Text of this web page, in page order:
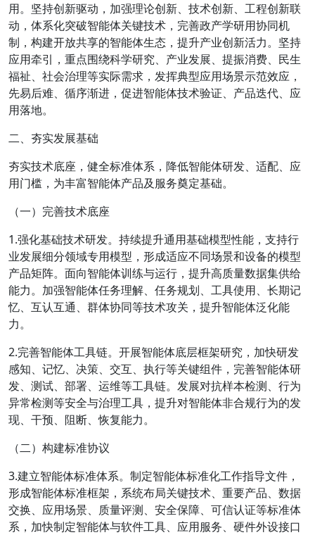
用。坚持创新驱动，加强理论创新、技术创新、工程创新联
动，体系化突破智能体关键技术，完善政产学研用协同机
制，构建开放共享的智能体生态，提升产业创新活力。坚持
应用牵引，重点围绕科学研究、产业发展、提振消费、民生
福祉、社会治理等实际需求，发挥典型应用场景示范效应，
先易后难、循序渐进，促进智能体技术验证、产品迭代、应
用落地。
二、夯实发展基础
夯实技术底座，健全标准体系，降低智能体研发、适配、应
用门槛，为丰富智能体产品及服务奠定基础。
（一）完善技术底座
1.强化基础技术研发。持续提升通用基础模型性能，支持行
业发展细分领域专用模型，形成适应不同场景和设备的模型
产品矩阵。面向智能体训练与运行，提升高质量数据集供给
能力。加强智能体任务理解、任务规划、工具使用、长期记
忆、互认互通、群体协同等技术攻关，提升智能体泛化能
力。
2.完善智能体工具链。开展智能体底层框架研究，加快研发
感知、记忆、决策、交互、执行等关键组件，完善智能体研
发、测试、部署、运维等工具链。发展对抗样本检测、行为
异常检测等安全与治理工具，提升对智能体非合规行为的发
现、干预、阻断、恢复能力。
（二）构建标准协议
3.建立智能体标准体系。制定智能体标准化工作指导文件，
形成智能体标准框架，系统布局关键技术、重要产品、数据
交换、应用场景、质量评测、安全保障、可信认证等标准体
系，加快制定智能体与软件工具、应用服务、硬件外设接口